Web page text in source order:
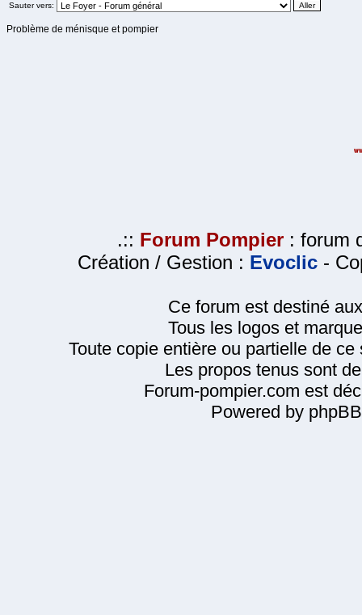
Sauter vers:
Problème de ménisque et pompier
.:: Forum Pompier : forum
Création / Gestion : Evoclic -
Ce forum est destiné
Tous les logos et
Toute copie entière ou partielle de
Les propos tenus sont
Forum-pompier.com est
Powered by